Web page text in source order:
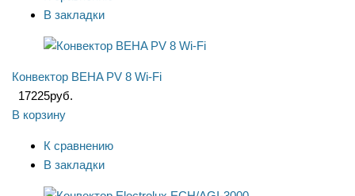
В закладки
Конвектор BEHA PV 8 Wi-Fi
17225руб.
В корзину
К сравнению
В закладки